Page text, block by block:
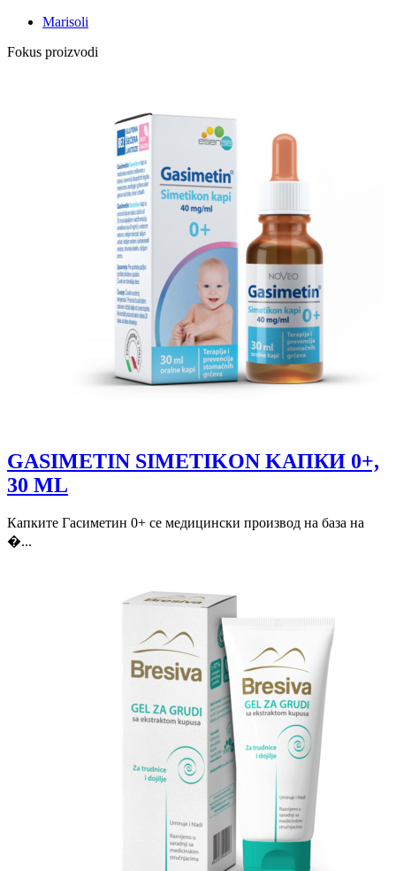
Marisoli
Fokus proizvodi
GASIMETIN SIMETIKON KAПКИ 0+,
30 ML
Капките Гасиметин 0+ се медицински производ на база на
�...